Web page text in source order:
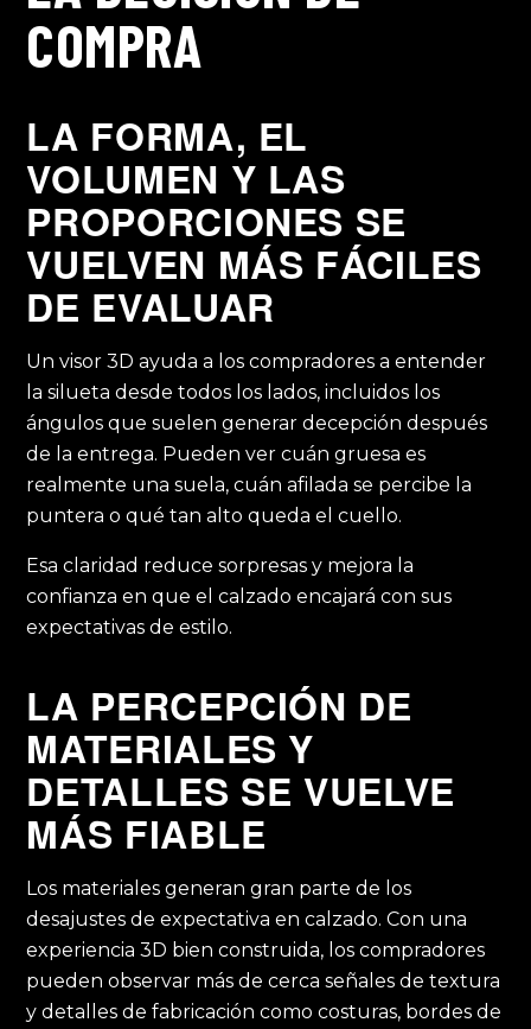
COMPRA
LA FORMA, EL
VOLUMEN Y LAS
PROPORCIONES SE
VUELVEN MÁS FÁCILES
DE EVALUAR
Un visor 3D ayuda a los compradores a entender
la silueta desde todos los lados, incluidos los
ángulos que suelen generar decepción después
de la entrega. Pueden ver cuán gruesa es
realmente una suela, cuán afilada se percibe la
puntera o qué tan alto queda el cuello.
Esa claridad reduce sorpresas y mejora la
confianza en que el calzado encajará con sus
expectativas de estilo.
LA PERCEPCIÓN DE
MATERIALES Y
DETALLES SE VUELVE
MÁS FIABLE
Los materiales generan gran parte de los
desajustes de expectativa en calzado. Con una
experiencia 3D bien construida, los compradores
pueden observar más de cerca señales de textura
y detalles de fabricación como costuras, bordes de